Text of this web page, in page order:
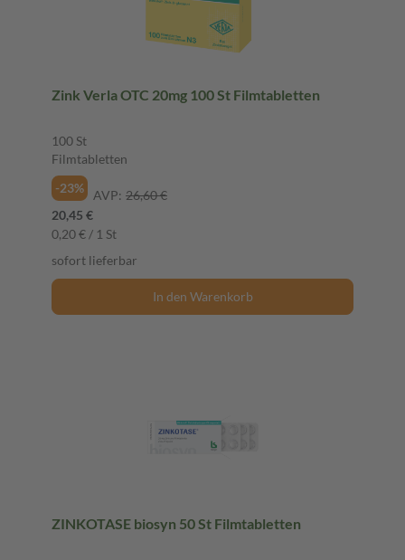
Zink Verla OTC 20mg 100 St Filmtabletten
100 St
Filmtabletten
-23%
AVP: 26,60 €
20,45 €
0,20 € / 1 St
sofort lieferbar
In den Warenkorb
ZINKOTASE biosyn 50 St Filmtabletten